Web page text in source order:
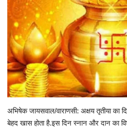
Gallery
क्रिकेट
अजब गज़ब
टीवी
करियर
अभिषेक जायसवाल/वाराणसी: अक्षय तृतीया का
बेहद खास होता है.इस दिन स्नान और दान का